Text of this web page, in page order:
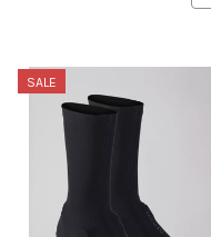
SALE